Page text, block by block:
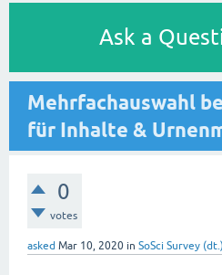
Ask a
Mehrfachauswahl
für Inhalte &
0
votes
asked Mar 10, 2020 in SoSci Survey (dt.)